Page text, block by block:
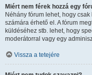
Miért nem férek hozzá egy
Néhány fórum lehet, hogy
számára érhető el. A fórum
küldéséhez stb. lehet, hogy
moderátorral vagy egy
Vissza a tetejére